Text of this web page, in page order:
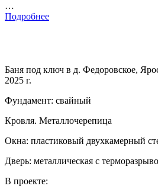
…
Подробнее
Баня под ключ в д. Федоровское,
2025 г.
Фундамент: свайный
Кровля. Металлочерепица
Окна: пластиковый двухкамерный
Дверь: металлическая с
В проекте: